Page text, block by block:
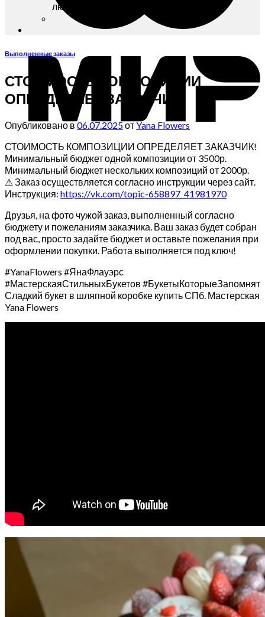
любой момент!
Выполненные заказы
СТОИМОСТЬ КОМПОЗИЦИИ
ОПРЕДЕЛЯЕТ ЗАКАЗЧИК!
Опубликовано в06.07.2025отYana Flowers
СТОИМОСТЬ КОМПОЗИЦИИ ОПРЕДЕЛЯЕТ ЗАКАЗЧИК!
Минимальный бюджет одной композиции от 3500р.
Минимальный бюджет нескольких композиций от 2000р.
⚠ Заказ осуществляется согласно инструкции через сайт.
Инструкция: https://vk.com/topic-658897_41981970
Друзья, на фото чужой заказ, выполненный согласно
бюджету и пожеланиям заказчика. Ваш заказ будет собран
под вас, просто задайте бюджет и оставьте пожелания при
оформлении покупки. Работа выполняется под ключ!
#YanaFlowers #ЯнаФлауэрс
#МастерскаяСтильныхБукетов #БукетыКоторыеЗапомнят
Сладкий букет в шляпной коробке купить СПб. Мастерская
Yana Flowers